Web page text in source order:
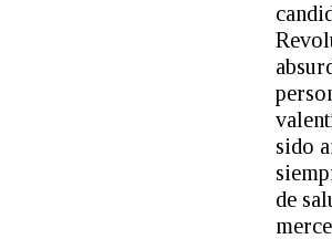
sido
de